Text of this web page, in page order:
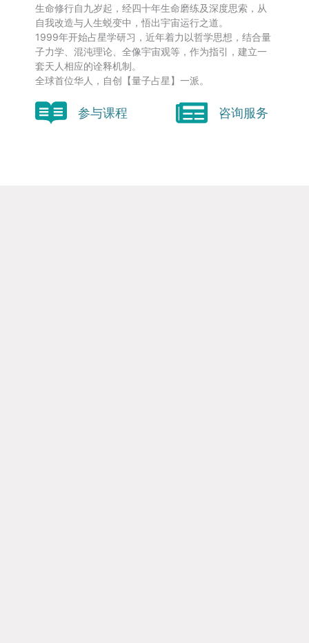
生命修行自九岁起，经四十年生命磨练及深度思索，从
自我改造与人生蜕变中，悟出宇宙运行之道。
1999年开始占星学研习，近年着力以哲学思想，结合量
子力学、混沌理论、全像宇宙观等，作为指引，建立一
套天人相应的诠释机制。
全球首位华人，自创【量子占星】一派。
参与课程 咨询服务